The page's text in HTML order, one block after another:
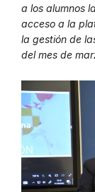
a los alumnos
acceso a la
la gestión de
del mes de